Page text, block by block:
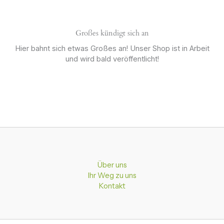
Großes kündigt sich an
Hier bahnt sich etwas Großes an! Unser Shop ist in Arbeit
und wird bald veröffentlicht!
Über uns
Ihr Weg zu uns
Kontakt